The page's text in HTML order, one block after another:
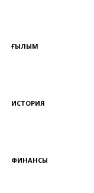
ҒЫЛЫМ
ИСТОРИЯ
ФИНАНСЫ